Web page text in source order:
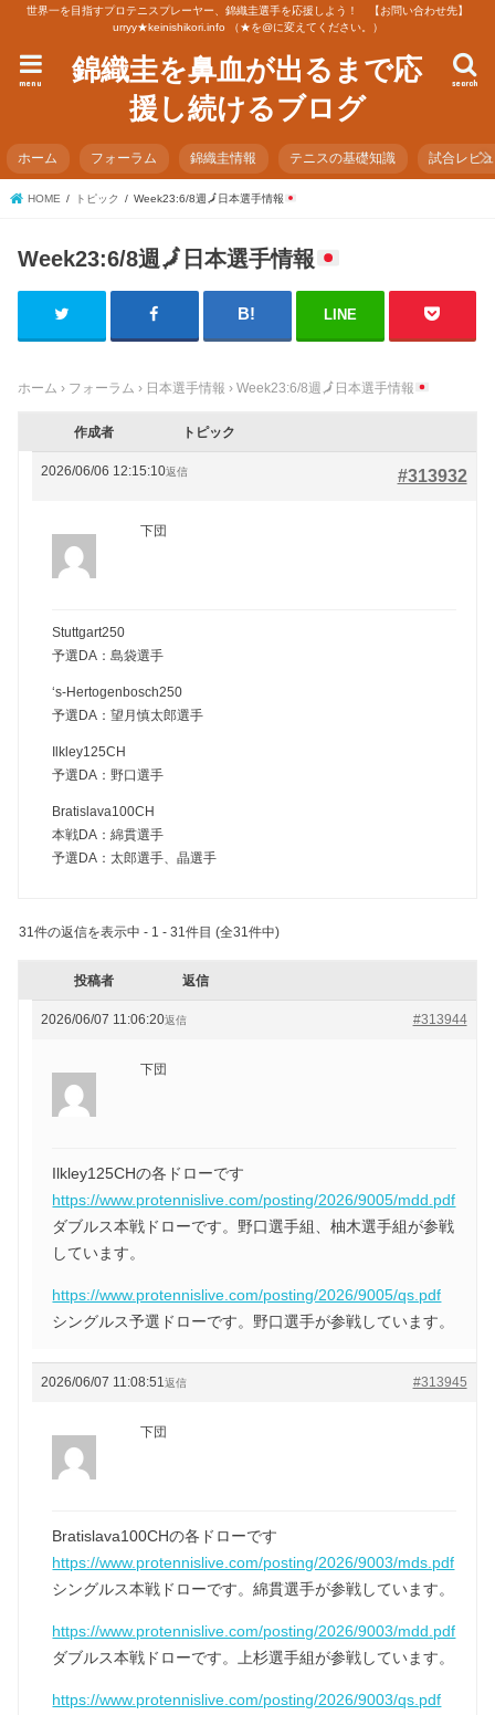
世界一を目指すプロテニスプレーヤー、錦織圭選手を応援しよう！ 【お問い合わせ先】
urryy★keinishikori.info （★を@に変えてください。）
錦織圭を鼻血が出るまで応
援し続けるブログ
search
menu
ホーム フォーラム 錦織圭情報 テニスの基礎知識 試合レビ
HOME トピック Week23:6/8週🗾日本選手情報
Week23:6/8週🗾 日本選手情報
LINE
ホーム › フォーラム › 日本選手情報 › Week23:6/8週🗾 日本選手情報
作成者 トピック
2026/06/06 12:15:10 #313932
返信
下団
Stuttgart250
予選DA：島袋選手
‘s-Hertogenbosch250
予選DA：望月慎太郎選手
Ilkley125CH
予選DA：野口選手
Bratislava100CH
本戦DA：綿貫選手
予選DA：太郎選手、晶選手
31件の返信を表示中 - 1 - 31件目 (全31件中)
投稿者 返信
2026/06/07 11:06:20 #313944
返信
下団
Ilkley125CHの各ドローです
https://www.protennislive.com/posting/2026/9005/mdd.pdf
ダブルス本戦ドローです。野口選手組、柚木選手組が参戦
しています。
https://www.protennislive.com/posting/2026/9005/qs.pdf
シングルス予選ドローです。野口選手が参戦しています。
2026/06/07 11:08:51 #313945
返信
下団
Bratislava100CHの各ドローです
https://www.protennislive.com/posting/2026/9003/mds.pdf
シングルス本戦ドローです。綿貫選手が参戦しています。
https://www.protennislive.com/posting/2026/9003/mdd.pdf
ダブルス本戦ドローです。上杉選手組が参戦しています。
https://www.protennislive.com/posting/2026/9003/qs.pdf